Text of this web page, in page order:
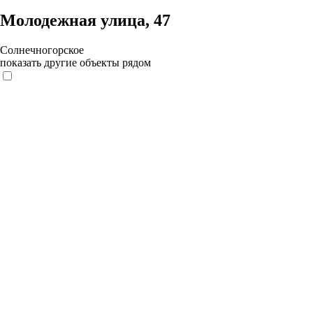
Молодежная улица, 47
Солнечногорское
показать другие объекты рядом